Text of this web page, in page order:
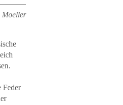
Moeller
Feder